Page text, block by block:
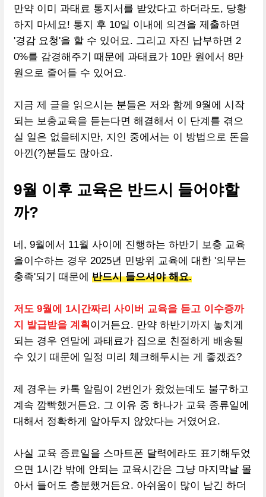
만약 이미 과태료 통지서를 받았다고 하더라도, 당황
하지 마세요! 통지 후 10일 이내에 의견을 제출하면
'경감 요청'을 할 수 있어요. 그리고 자진 납부하면 2
0%를 감경해주기 때문에 과태료가 10만 원에서 8만
원으로 줄어들 수 있어요.
지금 제 글을 읽으시는 분들은 저와 함께 9월에 시작
되는 보충교육을 듣는다면 해결해서 이 단계를 겪으
실 일은 없을테지만, 지인 중에서는 이 방법으로 돈을
아낀(?)분들도 많아요.
9월 이후 교육은 반드시 들어야할
까?
네, 9월에서 11월 사이에 진행하는 하반기 보충 교육
을이수하는 경우 2025년 민방위 교육에 대한 '의무는
충족'되기 때문에 반드시 들으셔야 해요.
저도 9월에 1시간짜리 사이버 교육을 듣고 이수증까
지 발급받을 계획 이거든요. 만약 하반기까지 놓치게
되는 경우 연말에 과태료가 집으로 친절하게 배송될
수 있기 때문에 일정 미리 체크해두시는 게 좋겠죠?
제 경우는 카톡 알림이 2번인가 왔었는데도 불구하고
계속 깜빡했거든요. 그 이유 중 하나가 교육 종류일에
대해서 정확하게 알아두지 않았다는 거였어요.
사실 교육 종료일을 스마트폰 달력에라도 표기해두었
으면 1시간 밖에 안되는 교육시간은 그냥 마지막날 몰
아서 들어도 충분했거든요. 아쉬움이 많이 남긴 하더